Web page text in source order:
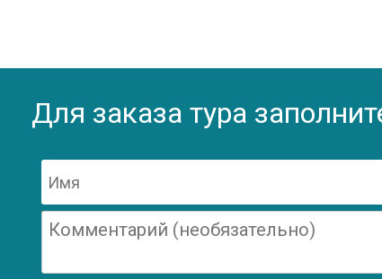
Для заказа тура